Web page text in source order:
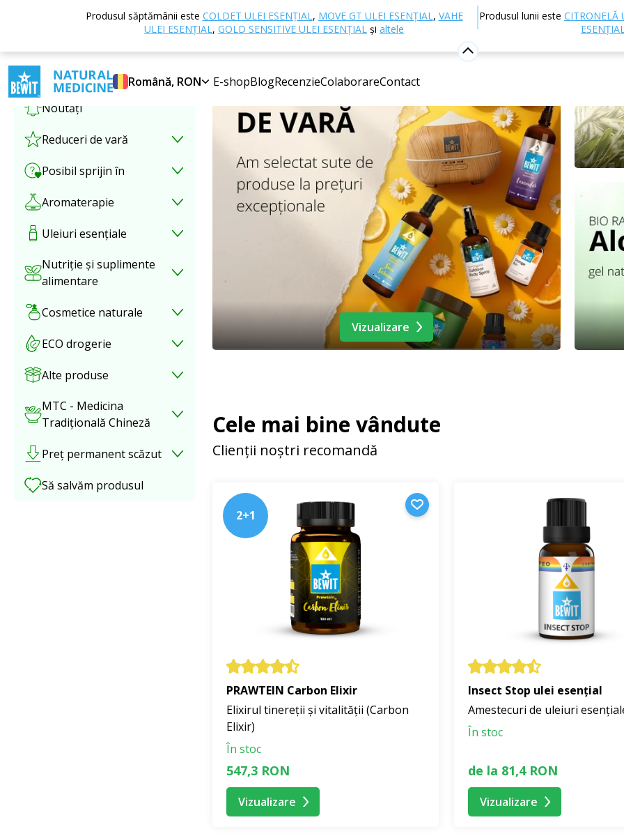
Produsul săptămânii este COLDET ULEI ESENȚIAL, MOVE GT ULEI ESENȚIAL, VAHE
ULEI ESENȚIAL, GOLD SENSITIVE ULEI ESENȚIAL și altele
Produsul lunii este CITRONELĂ
Română, RON E-shopBlogRecenzieColaborareContact
Ofertă promoțională
Noutăți
Reduceri de vară
Posibil sprijin în
Aromaterapie
Uleiuri esențiale
Nutriție și suplimente
alimentare
Cosmetice naturale
ECO drogerie
Alte produse
MTC - Medicina
Tradițională Chineză
Preț permanent scăzut
Să salvăm produsul
Vizualizare
Cele mai bine vândute
Clienții noștri recomandă
2+1
PRAWTEIN Carbon Elixir
Elixirul tinereții și vitalității (Carbon
Elixir)
În stoc
547,3 RON
Vizualizare
Insect Stop ulei esențial
Amestecuri de uleiuri
În stoc
de la 81,4 RON
Vizualizare